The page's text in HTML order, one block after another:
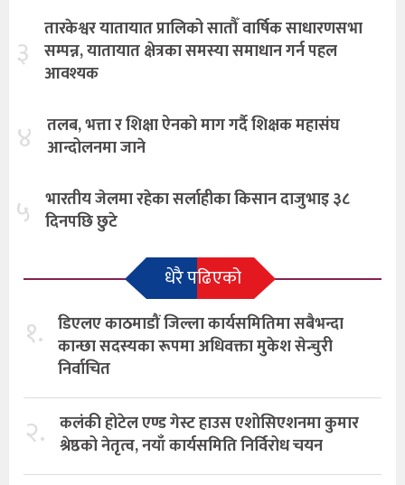
३
तारकेश्वर यातायात प्रालिको सातौँ वार्षिक साधारणसभा
सम्पन्न, यातायात क्षेत्रका समस्या समाधान गर्न पहल
आवश्यक
४ तलब, भत्ता र शिक्षा ऐनको माग गर्दै शिक्षक महासंघ
आन्दोलनमा जाने
५ भारतीय जेलमा रहेका सर्लाहीका किसान दाजुभाइ ३८
दिनपछि छुटे
धेरै पढिएको
१. डिएलए काठमाडौं जिल्ला कार्यसमितिमा सबैभन्दा
कान्छा सदस्यका रूपमा अधिवक्ता मुकेश सेन्चुरी
निर्वाचित
२. कलंकी होटेल एण्ड गेस्ट हाउस एशोसिएशनमा कुमार
श्रेष्ठको नेतृत्व, नयाँ कार्यसमिति निर्विरोध चयन